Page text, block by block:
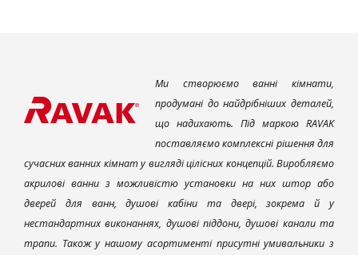
Ми створюємо ванні кімнати,
продумані до найдрібніших деталей,
що надихають. Під маркою RAVAK
поставляємо комплексні рішення для
сучасних ванних кімнат у вигляді цілісних концепцій. Виробляємо
акрилові ванни з можливістю установки на них штор або
дверей для ванн, душові кабіни та двері, зокрема й у
нестандартних виконаннях, душові піддони, душові канали та
трапи. Також у нашому асортименті присутні умивальники з